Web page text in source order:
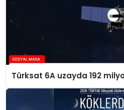
Türksat 6A uzayda 192